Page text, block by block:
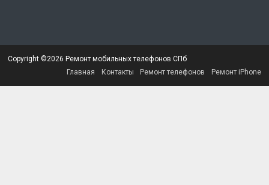
Copyright ©2026 Ремонт мобильных телефонов СПб
Главная
Контакты Ремонт телефонов Ремонт iPhone